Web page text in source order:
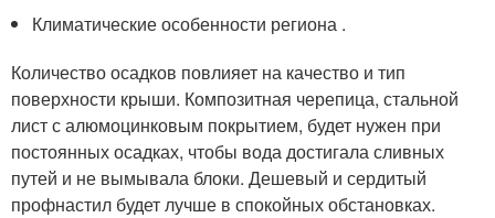
Климатические особенности региона .
Количество осадков повлияет на качество и тип
поверхности крыши. Композитная черепица, стальной
лист с алюмоцинковым покрытием, будет нужен при
постоянных осадках, чтобы вода достигала сливных
путей и не вымывала блоки. Дешевый и сердитый
профнастил будет лучше в спокойных обстановках.